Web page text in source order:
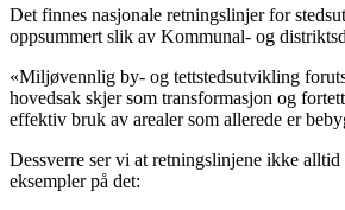
Det finnes nasjonale retningslinjer for
oppsummert slik av Kommunal- og
«Miljøvennlig by- og tettstedsutvikling
hovedsak skjer som transformasjon og
effektiv bruk av arealer som allerede er
Dessverre ser vi at retningslinjene ikke
eksempler på det: